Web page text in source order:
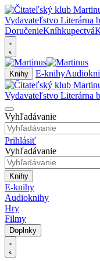
DoručenieKníhkupectvá
Knihy E-knihy
Vyhľadávanie
Prihlásiť
Vyhľadávanie
Knihy
E-knihy
Audioknihy
Hry
Filmy
Doplnky